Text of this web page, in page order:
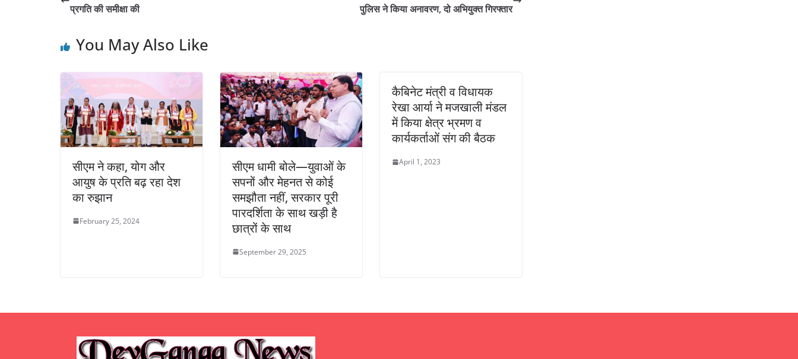
प्रगति की समीक्षा की
पुलिस ने किया अनावरण, दो अभियुक्त गिरफ्तार
You May Also Like
सीएम ने कहा, योग और
आयुष के प्रति बढ़ रहा देश
का रुझान
February 25, 2024
सीएम धामी बोले—युवाओं के
सपनों और मेहनत से कोई
समझौता नहीं, सरकार पूरी
पारदर्शिता के साथ खड़ी है
छात्रों के साथ
September 29, 2025
कैबिनेट मंत्री व विधायक
रेखा आर्या ने मजखाली मंडल
में किया क्षेत्र भ्रमण व
कार्यकर्ताओं संग की बैठक
April 1, 2023